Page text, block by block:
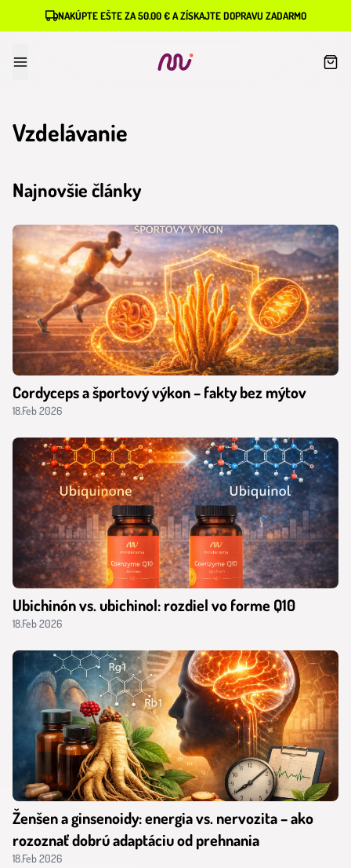
NAKÚPTE EŠTE ZA 50.00 € A ZÍSKAJTE DOPRAVU ZADARMO
Vzdelávanie
Najnovšie články
Cordyceps a športový výkon – fakty bez mýtov
18.Feb 2026
Ubichinón vs. ubichinol: rozdiel vo forme Q10
18.Feb 2026
Ženšen a ginsenoidy: energia vs. nervozita – ako
rozoznať dobrú adaptáciu od prehnania
18.Feb 2026